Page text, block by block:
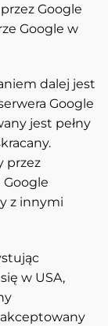
Google
Google w
dalej jest
Google
jest pełny
przez
z innymi
w USA,